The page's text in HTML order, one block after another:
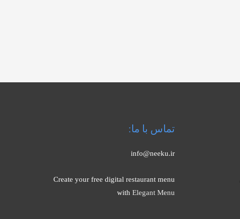
تماس با ما:
info@neeku.ir
Create your free digital restaurant menu
with Elegant Menu